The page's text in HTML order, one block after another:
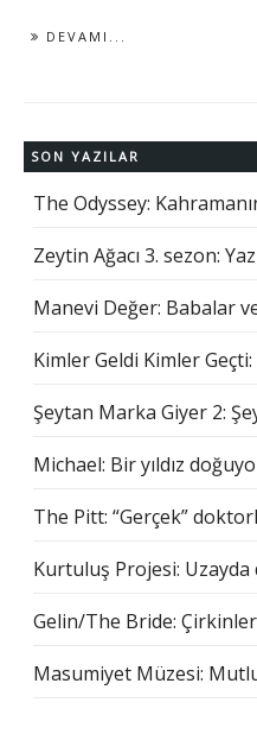
DEVAMI...
SON YAZILAR
The Odyssey:
Zeytin Ağacı 3. sezon: Yaz
Manevi Değer: Babalar ve
Kimler Geldi Kimler
Şeytan Marka Giyer 2:
Michael: Bir yıldız
The Pitt: “Gerçek”
Kurtuluş Projesi: Uzayda
Gelin/The Bride:
Masumiyet Müzesi: